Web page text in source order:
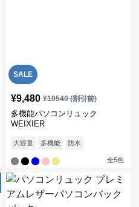
SALE
¥9,480 ¥10540(割引前)
多機能パソコンリュック
WEIXIER
大容量 多機能 防水
全5色